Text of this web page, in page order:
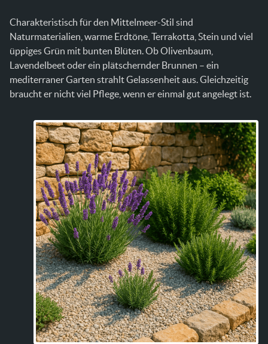
Charakteristisch für den Mittelmeer-Stil sind
Naturmaterialien, warme Erdtöne, Terrakotta, Stein und viel
üppiges Grün mit bunten Blüten. Ob Olivenbaum,
Lavendelbeet oder ein plätschernder Brunnen – ein
mediterraner Garten strahlt Gelassenheit aus. Gleichzeitig
braucht er nicht viel Pflege, wenn er einmal gut angelegt ist.